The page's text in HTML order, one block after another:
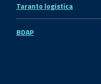
Taranto logistica
BDAP